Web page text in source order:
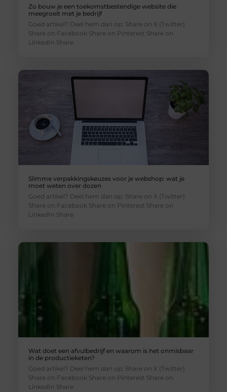
Zo bouw je een toekomstbestendige website die
meegroeit met je bedrijf
Goed artikel? Deel hem dan op: Share on X (Twitter)
Share on Facebook Share on Pinterest Share on
LinkedIn Share
Slimme verpakkingskeuzes voor je webshop: wat je
moet weten over dozen
Goed artikel? Deel hem dan op: Share on X (Twitter)
Share on Facebook Share on Pinterest Share on
LinkedIn Share
Wat doet een afvulbedrijf en waarom is het onmisbaar
in de productieketen?
Goed artikel? Deel hem dan op: Share on X (Twitter)
Share on Facebook Share on Pinterest Share on
LinkedIn Share